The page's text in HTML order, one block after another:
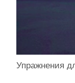
Упражнения